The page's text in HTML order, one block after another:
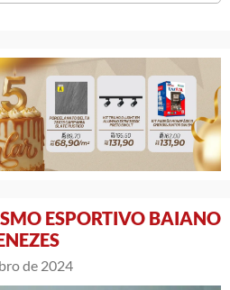
ESPORTIVO BAIANO
de 2024